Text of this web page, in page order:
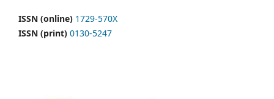
ISSN (online) 1729-570X
ISSN (print) 0130-5247